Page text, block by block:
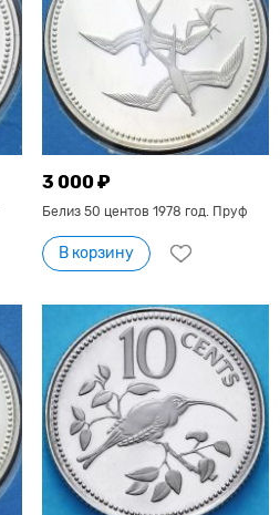
3 000 ₽
Белиз 50 центов 1978 год. Пруф
В корзину